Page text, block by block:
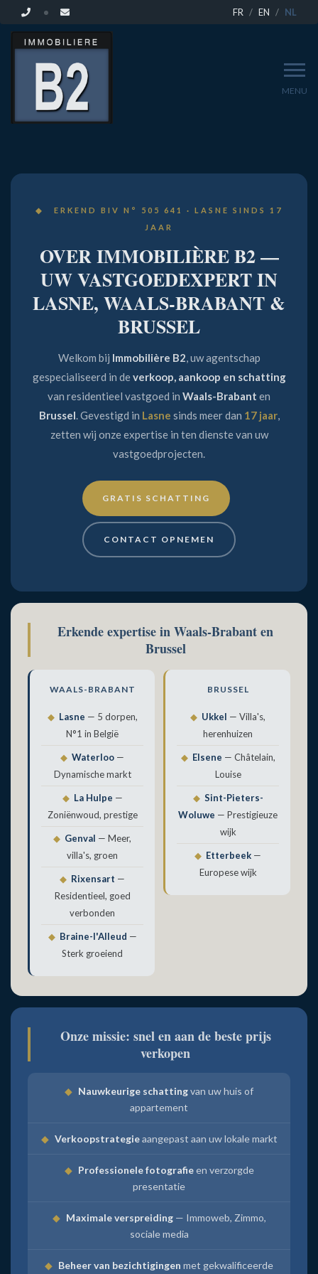
FR EN NL
MENU
ONS
IMMOBILIÈRE
B2
VASTGOEDEXPERT
LASNE
SINDS
17
JAAR
◆ ERKEND BIV N° 505 641 · LASNE SINDS 17
JAAR
OVER IMMOBILIÈRE B2 —
UW VASTGOEDEXPERT IN
LASNE, WAALS-BRABANT &
BRUSSEL
Welkom bij Immobilière B2, uw agentschap
gespecialiseerd in deverkoop, aankoop en schatting
van residentieel vastgoed in Waals-Brabant en
Brussel. Gevestigd in Lasne sinds meer dan 17 jaar,
zetten wij onze expertise in ten dienste van uw
vastgoedprojecten.
GRATIS SCHATTING
CONTACT OPNEMEN
Erkende expertise in Waals-Brabant en
Brussel
WAALS-BRABANT
◆ Lasne — 5 dorpen,
N°1 in België
◆ Waterloo —
Dynamische markt
◆ La Hulpe —
Zoniënwoud, prestige
◆ Genval — Meer,
villa's, groen
◆ Rixensart —
Residentieel, goed
verbonden
◆ Braine-l'Alleud —
Sterk groeiend
BRUSSEL
◆ Ukkel — Villa's,
herenhuizen
◆ Elsene — Châtelain,
Louise
◆ Sint-Pieters-
Woluwe — Prestigieuze
wijk
◆ Etterbeek —
Europese wijk
Onze missie: snel en aan de beste prijs
verkopen
◆ Nauwkeurige schattingvan uw huis of
appartement
◆ Verkoopstrategieaangepast aan uw lokale markt
◆ Professionele fotografieen verzorgde
presentatie
◆ Maximale verspreiding— Immoweb, Zimmo,
sociale media
◆ Beheer van bezichtigingen met gekwalificeerde